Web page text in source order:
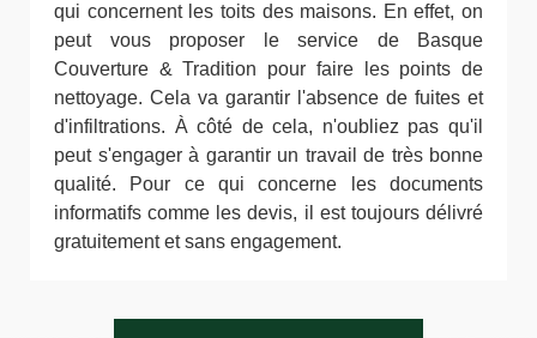
qui concernent les toits des maisons. En effet, on
peut vous proposer le service de Basque
Couverture & Tradition pour faire les points de
nettoyage. Cela va garantir l'absence de fuites et
d'infiltrations. À côté de cela, n'oubliez pas qu'il
peut s'engager à garantir un travail de très bonne
qualité. Pour ce qui concerne les documents
informatifs comme les devis, il est toujours délivré
gratuitement et sans engagement.